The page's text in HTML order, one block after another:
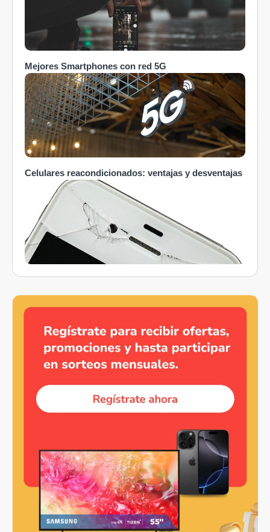
Mejores Smartphones con red 5G
Celulares reacondicionados: ventajas y desventajas